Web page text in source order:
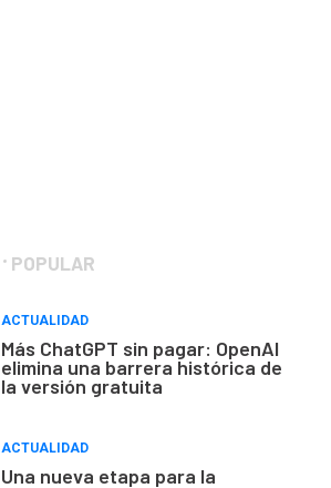
POPULAR
ACTUALIDAD
Más ChatGPT sin pagar: OpenAI
elimina una barrera histórica de
la versión gratuita
ACTUALIDAD
Una nueva etapa para la